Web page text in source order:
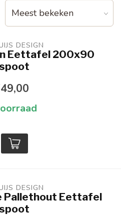
DESIGN
Eettafel 200x90
DESIGN
Pallethout Eettafel